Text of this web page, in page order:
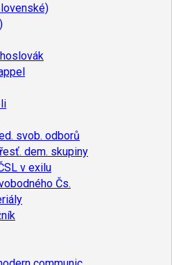
svob. odborů
dem. skupiny
v exilu
Čs.